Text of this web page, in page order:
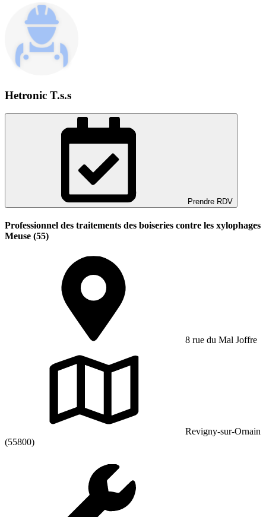
Hetronic T.s.s
Prendre RDV
Professionnel des traitements des boiseries contre les xylophages
Meuse (55)
8 rue du Mal Joffre
Revigny-sur-Ornain
(55800)